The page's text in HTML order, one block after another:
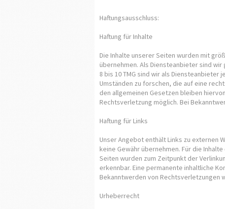
Haftungsausschluss:
Haftung für Inhalte
Die Inhalte unserer Seiten wurden mit
übernehmen. Als Diensteanbieter sind
8 bis 10 TMG sind wir als
Umständen zu forschen, die auf eine
den allgemeinen Gesetzen bleiben
Rechtsverletzung möglich. Bei
Haftung für Links
Unser Angebot enthält Links zu externen
keine Gewähr übernehmen. Für die
Seiten wurden zum Zeitpunkt der
erkennbar. Eine permanente inhaltliche
Bekanntwerden von Rechtsverletzungen
Urheberrecht